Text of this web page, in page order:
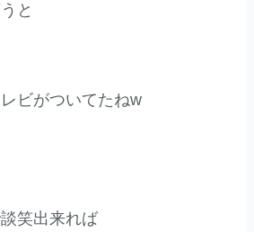
と
ビがついてたねw
笑出来れば